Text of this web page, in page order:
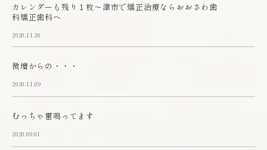
カレンダーも残り１枚～津市で矯正治療ならおおさわ歯
科矯正歯科へ
2020.11.30
微増からの・・・
2020.11.09
むっちゃ雷鳴ってます
2020.09.01